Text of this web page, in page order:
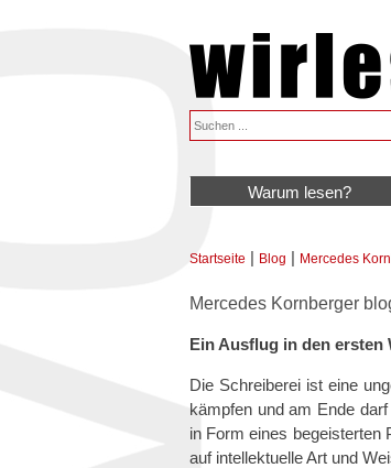
Warum lesen?
Sie sind hier
Startseite | Blog | Mercedes
Mercedes Kornberger
Ein Ausflug in den ersten
Die Schreiberei ist eine
kämpfen und am Ende
in Form eines begeisterten
auf intellektuelle Art und